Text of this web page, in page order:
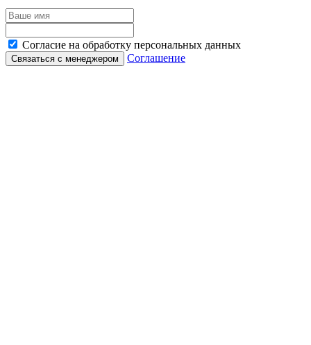
Согласие на обработку персональных данных
Соглашение